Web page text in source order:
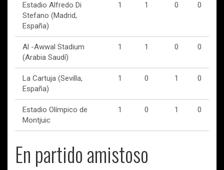
Estadio Alfredo Di
Stefano (Madrid,
España)
1 1 0 0
Al -Awwal Stadium
(Arabia Saudí)
1 1 0 0
La Cartuja (Sevilla,
España)
1 0 1 0
Estadio Olímpico de
Montjuic
1 0 1 0
En partido amistoso